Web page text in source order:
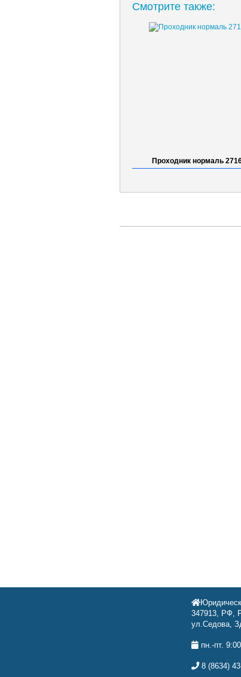
Смотрите также:
Проходник нормаль
347913, РФ,
ул.Седова,
пн.-пт.
8 (8634)